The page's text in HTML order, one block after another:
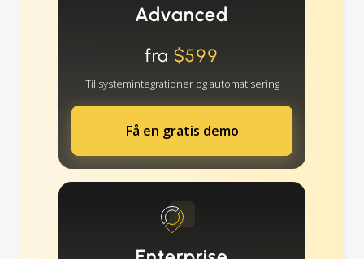
Advanced
fra $599
Til systemintegrationer og automatisering
Få en gratis demo